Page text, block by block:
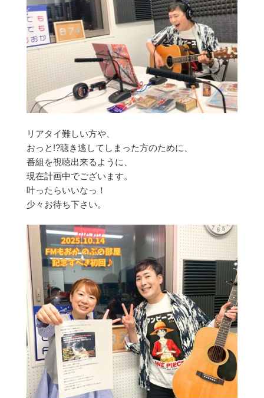
リアタイ難しい方や、
おっと!?聴き逃してしまった方のために、
番組を視聴出来るように、
現在計画中でございます。
叶ったらいいなっ！
少々お待ち下さい。​​​​​​